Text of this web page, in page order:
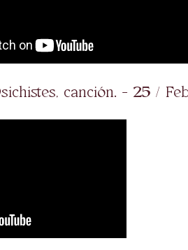
canción. - 25 /